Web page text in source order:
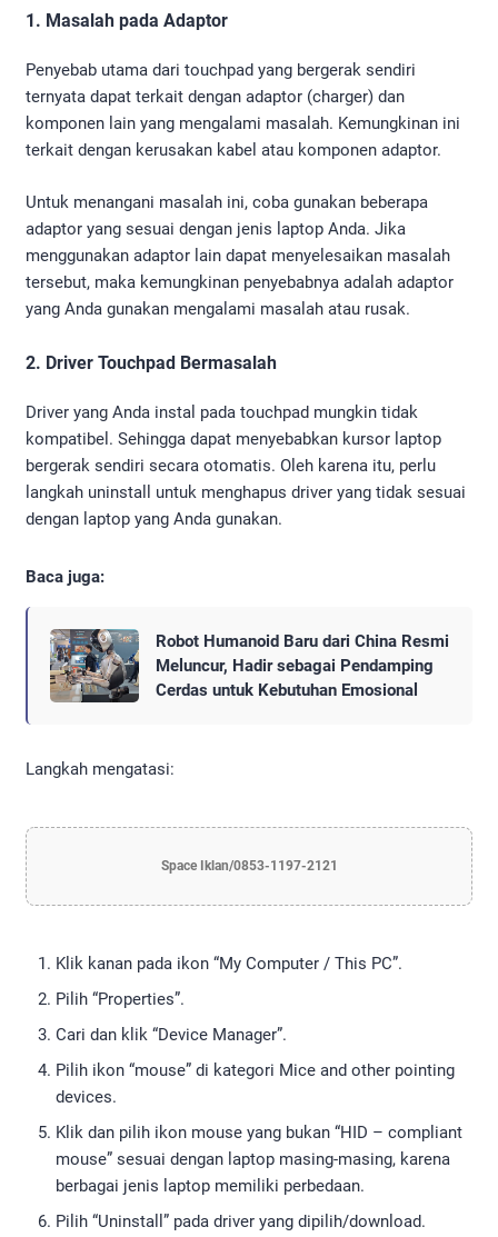
1. Masalah pada Adaptor
Penyebab utama dari touchpad yang bergerak sendiri
ternyata dapat terkait dengan adaptor (charger) dan
komponen lain yang mengalami masalah. Kemungkinan ini
terkait dengan kerusakan kabel atau komponen adaptor.
Untuk menangani masalah ini, coba gunakan beberapa
adaptor yang sesuai dengan jenis laptop Anda. Jika
menggunakan adaptor lain dapat menyelesaikan masalah
tersebut, maka kemungkinan penyebabnya adalah adaptor
yang Anda gunakan mengalami masalah atau rusak.
2. Driver Touchpad Bermasalah
Driver yang Anda instal pada touchpad mungkin tidak
kompatibel. Sehingga dapat menyebabkan kursor laptop
bergerak sendiri secara otomatis. Oleh karena itu, perlu
langkah uninstall untuk menghapus driver yang tidak sesuai
dengan laptop yang Anda gunakan.
Baca juga:
Robot Humanoid Baru dari China Resmi
Meluncur, Hadir sebagai Pendamping
Cerdas untuk Kebutuhan Emosional
Langkah mengatasi:
Space Iklan/0853-1197-2121
Klik kanan pada ikon “My Computer / This PC”.
Pilih “Properties”.
Cari dan klik “Device Manager”.
Pilih ikon “mouse” di kategori Mice and other pointing
devices.
Klik dan pilih ikon mouse yang bukan “HID – compliant
mouse” sesuai dengan laptop masing-masing, karena
berbagai jenis laptop memiliki perbedaan.
Pilih “Uninstall” pada driver yang dipilih/download.